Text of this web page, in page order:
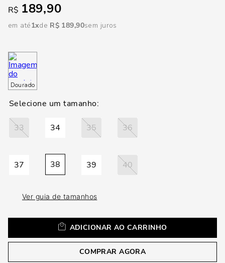
R$ 189,90
em até1 R$ 189,90sem juros
Dourado
33 34 35 36
37 38 39 40
Ver guia de tamanhos
ADICIONAR AO CARRINHO
COMPRAR AGORA